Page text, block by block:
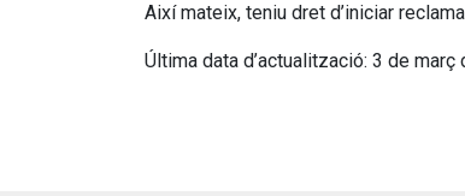
Així mateix, teniu dret d’iniciar
Última data d’actualització: 3 de març